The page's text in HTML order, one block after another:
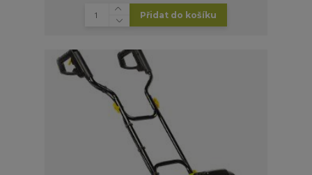
Přidat do košíku